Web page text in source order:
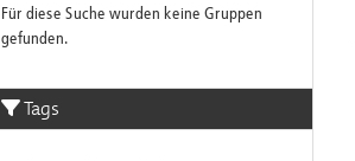
Für diese Suche wurden keine Gruppen
gefunden.
Tags